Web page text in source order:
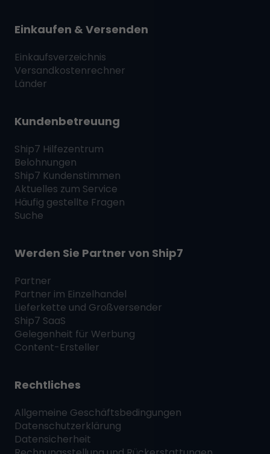
Einkaufen & Versenden
Einkaufsverzeichnis
Versandkostenrechner
Länder
Kundenbetreuung
Ship7 Hilfezentrum
Belohnungen
Ship7 Kundenstimmen
Aktuelles zum Service
Häufig gestellte Fragen
Suche
Werden Sie Partner von Ship7
Partner
Partner im Einzelhandel
Lieferkette und Großversender
Ship7 SaaS
Gelegenheit für Werbung
Content-Ersteller
Rechtliches
Allgemeine Geschäftsbedingungen
Datenschutzerklärung
Datensicherheit